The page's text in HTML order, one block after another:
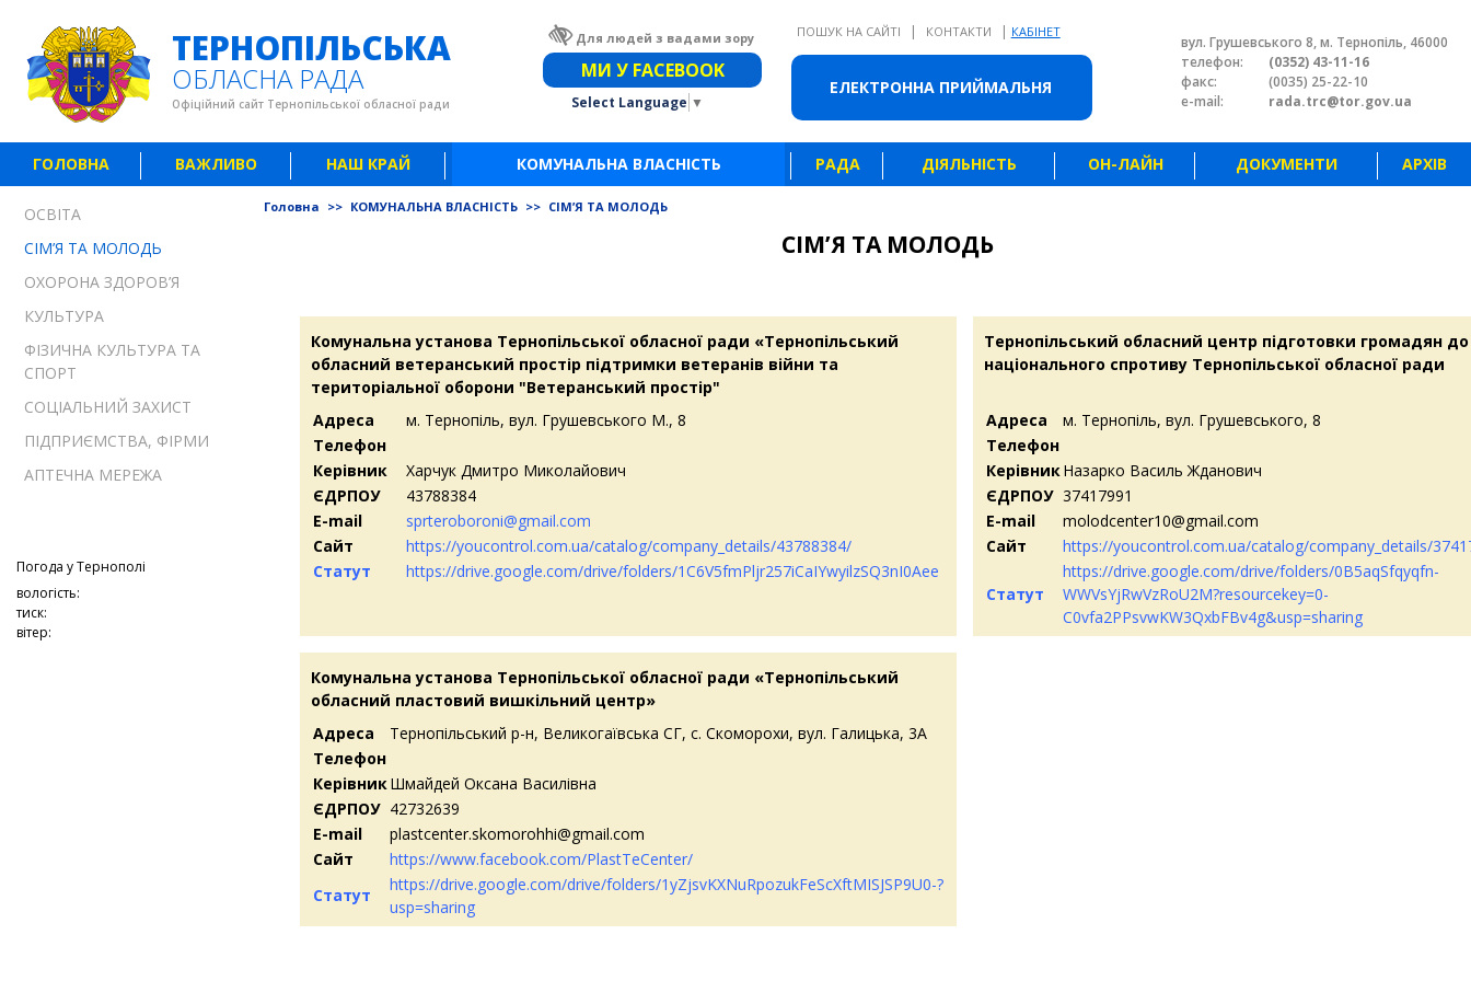
ЕЛЕКТРОННА ПРИЙМАЛЬНЯ
ТЕРНОПІЛЬСЬКА
ОБЛАСНА РАДА
Офіційний сайт Тернопільської обласної ради
Для людей з вадами зору Звичайна версія сайту
МИ У FACEBOOK
Select Language ▼
ПОШУК НА САЙТІ | КОНТАКТИ | КАБІНЕТ
вул. Грушевського 8, м. Тернопіль, 46000
телефон:
(0352) 43-11-16
факс:
(0035) 25-22-10
e-mail:
rada.trc@tor.gov.ua
ГОЛОВНА ВАЖЛИВО НАШ КРАЙ КОМУНАЛЬНА ВЛАСНІСТЬ РАДА ДІЯЛЬНІСТЬ ОН-ЛАЙН ДОКУМЕНТИ АРХІВ
ОСВІТА
СІМ’Я ТА МОЛОДЬ
ОХОРОНА ЗДОРОВ’Я
КУЛЬТУРА
ФІЗИЧНА КУЛЬТУРА ТА
СПОРТ
СОЦІАЛЬНИЙ ЗАХИСТ
ПІДПРИЄМСТВА, ФІРМИ
АПТЕЧНА МЕРЕЖА
Погода уТернополі
вологість:
тиск:
вітер:
Головна >> КОМУНАЛЬНА ВЛАСНІСТЬ >> СІМ’Я ТА МОЛОДЬ
СІМ’Я ТА МОЛОДЬ
Комунальна установа Тернопільської обласної ради «Тернопільський
обласний ветеранський простір підтримки ветеранів війни та
територіальної оборони "Ветеранський простір"
Адреса
м. Тернопіль, вул. Грушевського М., 8
Телефон
Керівник
Харчук Дмитро Миколайович
ЄДРПОУ
43788384
E-mail
sprteroboroni@gmail.com
Сайт
https://youcontrol.com.ua/catalog/company_details/43788384/
Статут
https://drive.google.com/drive/folders/1C6V5fmPljr257iCaIYwyilzSQ3nI0Aee
Тернопільський обласний центр підготовки громадян до
національного спротиву Тернопільської обласної ради
Адреса
м. Тернопіль, вул. Грушевського, 8
Телефон
КерівникНазарко Василь Жданович
ЄДРПОУ 37417991
E-mail
molodcentеr10@gmail.com
Сайт
https://youcontrol.com.ua/catalog/company_details/
Статут
https://drive.google.com/drive/folders/0B5aqSfqyqfn-
WWVsYjRwVzRoU2M?resourcekey=0-
C0vfa2PPsvwKW3QxbFBv4g&usp=sharing
Комунальна установа Тернопільської обласної ради «Тернопільський
обласний пластовий вишкільний центр»
Адреса
Тернопільський р-н, Великогаївська СГ, с. Скоморохи, вул. Галицька, 3А
Телефон
КерівникШмайдей Оксана Василівна
ЄДРПОУ 42732639
E-mail
plastcenter.skomorohhi@gmail.com
Сайт
https://www.facebook.com/PlastTeCenter/
Статут
https://drive.google.com/drive/folders/1yZjsvKXNuRpozukFeScXftMISJSP9U0-?
usp=sharing